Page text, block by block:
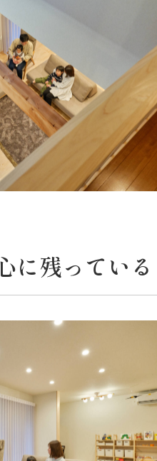
に残ってい